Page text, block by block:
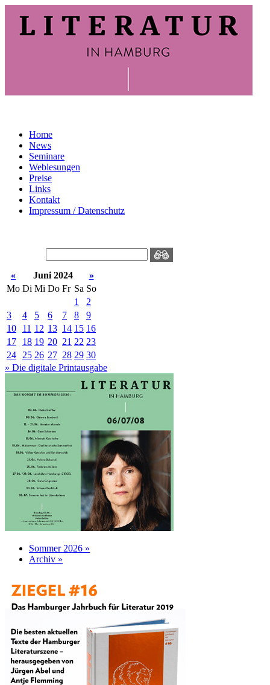
Home
News
Seminare
Weblesungen
Preise
Links
Kontakt
Impressum / Datenschutz
« Juni 2024
»
Mo Di Mi Do Fr Sa So
1
2
3
4 5 6 7 8
9
10
11 12 13 14 15 16
17
18 19 20 21 22 23
24
25 26 27 28 29 30
» Die digitale Printausgabe
Sommer 2026 »
Archiv »